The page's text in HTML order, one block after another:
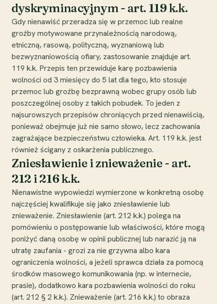
dyskryminacyjnym - art. 119 k.k.
Gdy nienawiść przeradza się w przemoc lub realne
groźby motywowane przynależnością narodową,
etniczną, rasową, polityczną, wyznaniową lub
bezwyznaniowością ofiary, zastosowanie znajduje art.
119 k.k. Przepis ten przewiduje karę pozbawienia
wolności od 3 miesięcy do 5 lat dla tego, kto stosuje
przemoc lub groźbę bezprawną wobec grupy osób lub
poszczególnej osoby z takich pobudek. To jeden z
najsurowszych przepisów chroniących przed nienawiścią,
ponieważ obejmuje już nie samo słowo, lecz zachowania
zagrażające bezpieczeństwu człowieka. Art. 119 k.k. jest
również ścigany z oskarżenia publicznego.
Zniesławienie i znieważenie - art.
212 i 216 k.k.
Nienawistne wypowiedzi wymierzone w konkretną osobę
najczęściej kwalifikuje się jako zniesławienie lub
znieważenie. Zniesławienie (art. 212 k.k.) polega na
pomówieniu o postępowanie lub właściwości, które mogą
poniżyć daną osobę w opinii publicznej lub narazić ją na
utratę zaufania - grozi za nie grzywna albo kara
ograniczenia wolności, a jeżeli sprawca działa za pomocą
środków masowego komunikowania (np. w internecie,
prasie), dodatkowo kara pozbawienia wolności do roku
(art. 212 § 2 k.k.). Znieważenie (art. 216 k.k.) to obraza